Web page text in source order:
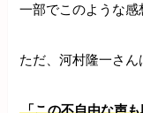
一部でこのような感
ただ、河村隆一さん
「この不自由な声